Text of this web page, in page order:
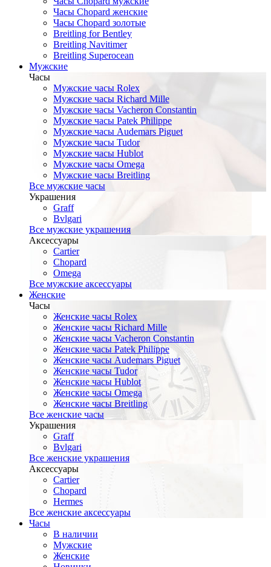
Часы Сhopard женские
Часы Сhopard золотые
Breitling for Bentley
Breitling Navitimer
Breitling Superocean
Мужские
Часы
Мужские часы Rolex
Мужские часы Richard Mille
Мужские часы Vacheron Constantin
Мужские часы Patek Philippe
Мужские часы Audemars Piguet
Мужские часы Tudor
Мужские часы Hublot
Мужские часы Omega
Мужские часы Breitling
Все мужские часы
Украшения
Graff
Bvlgari
Все мужские украшения
Аксессуары
Cartier
Chopard
Omega
Все мужские аксессуары
Женские
Часы
Женские часы Rolex
Женские часы Richard Mille
Женские часы Vacheron Constantin
Женские часы Patek Philippe
Женские часы Audemars Piguet
Женские часы Tudor
Женские часы Hublot
Женские часы Omega
Женские часы Breitling
Все женские часы
Украшения
Graff
Bvlgari
Все женские украшения
Аксессуары
Cartier
Chopard
Hermes
Все женские аксессуары
Часы
В наличии
Мужские
Женские